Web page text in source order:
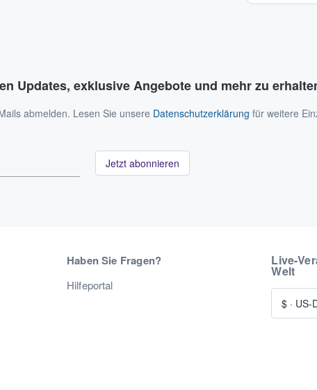
Updates, exklusive Angebote und mehr zu
abmelden. Lesen Sie unsere Datenschutzerklärung für weitere
Jetzt abonnieren
Haben Sie Fragen?
Hilfeportal
Live-
Welt
$ · US-